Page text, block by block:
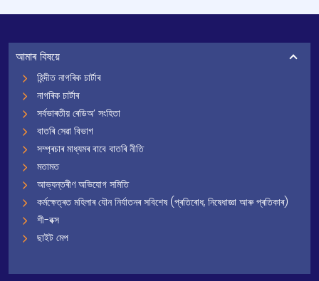
আমাৰ বিষয়ে
হিন্দীত নাগৰিক চাৰ্টাৰ
নাগৰিক চাৰ্টাৰ
সৰ্বভাৰতীয় ৰেডিঅ’ সংহিতা
বাতৰি সেৱা বিভাগ
সম্প্ৰচাৰ মাধ্যমৰ বাবে বাতৰি নীতি
মতামত
আভ্যন্তৰীণ অভিযোগ সমিতি
কৰ্মক্ষেত্ৰত মহিলাৰ যৌন নিৰ্যাতনৰ সবিশেষ (প্ৰতিৰোধ, নিষেধাজ্ঞা আৰু প্ৰতিকাৰ)
শী-বক্স
ছাইট মেপ